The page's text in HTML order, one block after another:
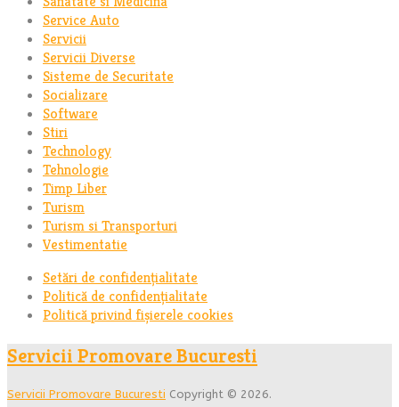
Service Auto
Servicii
Servicii Diverse
Sisteme de Securitate
Socializare
Software
Stiri
Technology
Tehnologie
Timp Liber
Turism
Turism si Transporturi
Vestimentatie
Setări de confidențialitate
Politică de confidențialitate
Politică privind fișierele cookies
Servicii Promovare Bucuresti
Servicii Promovare Bucuresti Copyright © 2026.